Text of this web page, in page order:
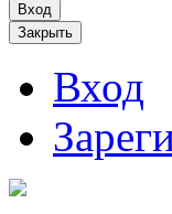
Вход
Закрыть
Вход